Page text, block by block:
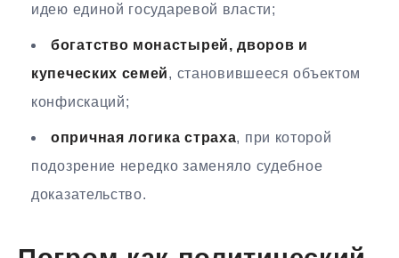
идею единой государевой власти;
богатство монастырей, дворов и
купеческих семей, становившееся объектом
конфискаций;
опричная логика страха, при которой
подозрение нередко заменяло судебное
доказательство.